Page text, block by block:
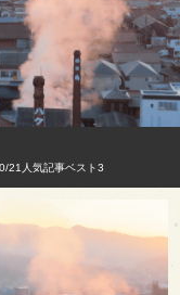
21人気記事ベスト3